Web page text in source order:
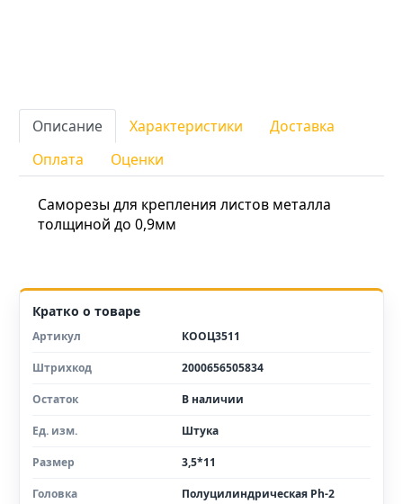
Описание Характеристики
Доставка
Оплата
Оценки
Саморезы для крепления листов металла
толщиной до 0,9мм
Кратко о товаре
Артикул КООЦ3511
Штрихкод 2000656505834
Остаток В наличии
Ед. изм. Штука
Размер 3,5*11
Головка Полуцилиндрическая Ph-2